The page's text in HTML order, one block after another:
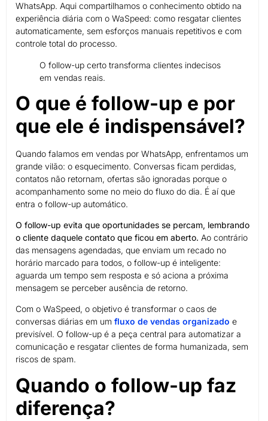
WhatsApp. Aqui compartilhamos o conhecimento obtido na
experiência diária com o WaSpeed: como resgatar clientes
automaticamente, sem esforços manuais repetitivos e com
controle total do processo.
O follow-up certo transforma clientes indecisos
em vendas reais.
O que é follow-up e por
que ele é indispensável?
Quando falamos em vendas por WhatsApp, enfrentamos um
grande vilão: o esquecimento. Conversas ficam perdidas,
contatos não retornam, ofertas são ignoradas porque o
acompanhamento some no meio do fluxo do dia. É aí que
entra o follow-up automático.
O follow-up evita que oportunidades se percam, lembrando
o cliente daquele contato que ficou em aberto. Ao contrário
das mensagens agendadas, que enviam um recado no
horário marcado para todos, o follow-up é inteligente:
aguarda um tempo sem resposta e só aciona a próxima
mensagem se perceber ausência de retorno.
Com o WaSpeed, o objetivo é transformar o caos de
conversas diárias em um fluxo de vendas organizado e
previsível. O follow-up é a peça central para automatizar a
comunicação e resgatar clientes de forma humanizada, sem
riscos de spam.
Quando o follow-up faz
diferença?